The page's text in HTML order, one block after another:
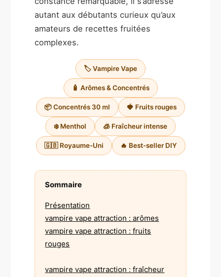
autant aux débutants curieux qu’aux
amateurs de recettes fruitées
complexes.
🏷️ Vampire Vape
🧴 Arômes & Concentrés
📦 Concentrés 30 ml 🍓 Fruits rouges
❄️ Menthol 🧊 Fraîcheur intense
🇬🇧 Royaume-Uni 🔥 Best-seller DIY
Sommaire
Présentation
vampire vape attraction : arômes
vampire vape attraction : fruits
rouges
vampire vape attraction : fraîcheur